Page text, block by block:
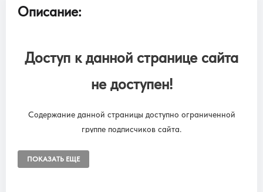
Описание:
Доступ к данной странице сайта
не доступен!
Содержание данной страницы доступно ограниченной
группе подписчиков сайта.
“SUBSCRIPTION ONLINE LIBRARY GRIMUARE”
ПОКАЗАТЬ ЕЩЕ